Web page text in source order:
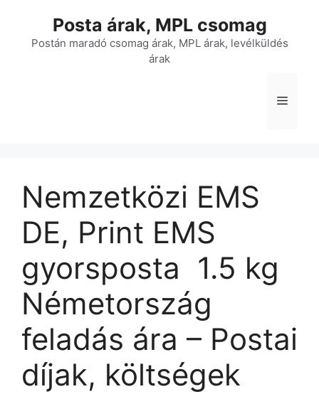
tartalomba
Posta árak, MPL csomag
Postán maradó csomag árak, MPL árak, levélküldés
árak
Menü
Nemzetközi EMS
DE, Print EMS
gyorsposta  1.5 kg 
Németország
feladás ára – Postai
díjak, költségek